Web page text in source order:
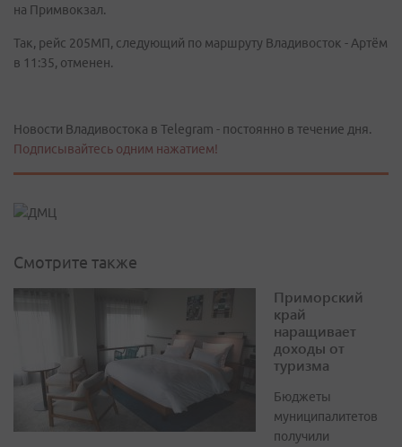
на Примвокзал.
Так, рейс 205МП, следующий по маршруту Владивосток - Артём
в 11:35, отменен.
Новости Владивостока в Telegram - постоянно в течение дня.
Подписывайтесь одним нажатием!
Смотрите также
Приморский
край
наращивает
доходы от
туризма
Бюджеты
муниципалитетов
получили